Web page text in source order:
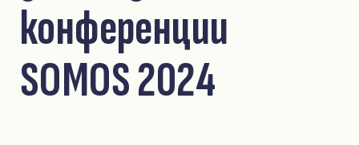
конференции
SOMOS 2024